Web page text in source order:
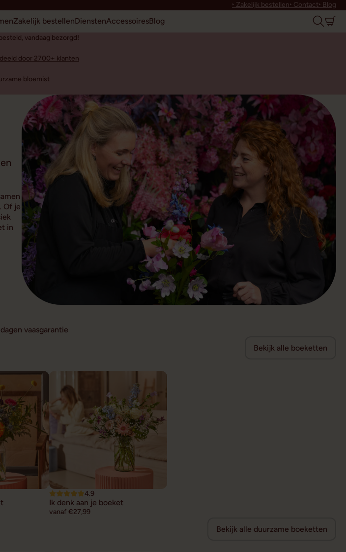
‣ Zakelijk bestellen‣ Contact‣ Blog
Zakelijk bestellenDienstenAccessoiresBlog
vandaag bezorgd!
door 2700+ klanten
bloemist
Of je
in
vaasgarantie
Bekijk alle boeketten
4.9
Ik denk aan je boeket
vanaf €27,99
Bekijk alle duurzame boeketten